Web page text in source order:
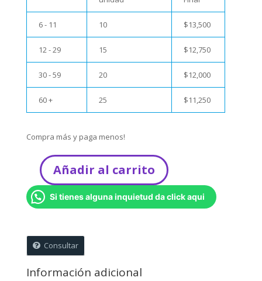
6 - 11 10 $13,500
12 - 29 15 $12,750
30 - 59 20 $12,000
60 + 25 $11,250
Compra más y paga menos!
Palabritas
-
Diálogos
para
Mujeres
cantidad
Añadir al carrito
Si tienes alguna inquietud da click aqui
Consultar
Información adicional